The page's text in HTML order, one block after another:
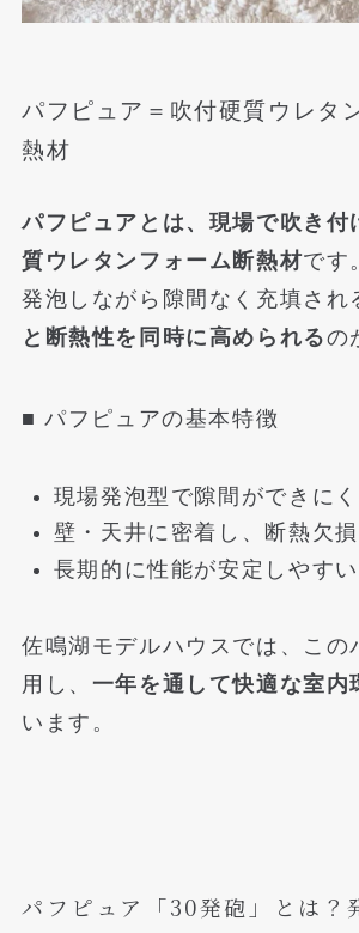
パフピュア＝吹付硬質ウレタ
熱材
パフピュアとは、現場で吹き付
質ウレタンフォーム断熱材です
発泡しながら隙間なく充填され
と断熱性を同時に高められるの
■ パフピュアの基本特徴
現場発泡型で隙間ができに
壁・天井に密着し、断熱欠
長期的に性能が安定しやすい
佐鳴湖モデルハウスでは、この
用し、 一年を通して快適な室内
います。
パフピュア「30発砲」とは？